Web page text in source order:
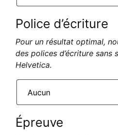
Police d’écriture
Pour un résultat optimal,
des polices d’écriture sans
Helvetica.
Épreuve